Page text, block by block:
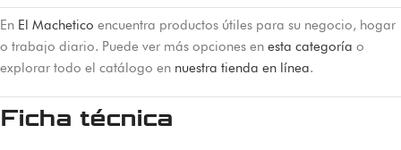
En El Machetico encuentra productos útiles para su negocio, hogar
o trabajo diario. Puede ver más opciones en esta categoría o
explorar todo el catálogo en nuestra tienda en línea.
Ficha técnica